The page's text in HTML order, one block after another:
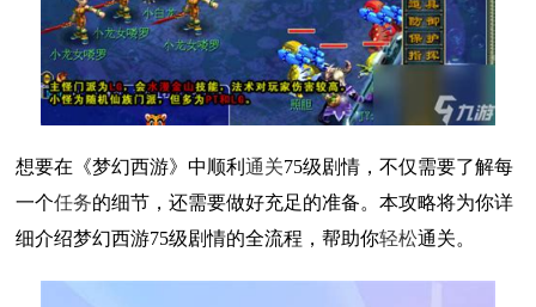
想要在《梦幻西游》中顺利 通关75级剧情，不仅需要了解每
一个任务的细节，还需要做好充足的准备。本攻略将为你详
细介绍梦幻西游75级剧情的全流程，帮助你轻松通关。